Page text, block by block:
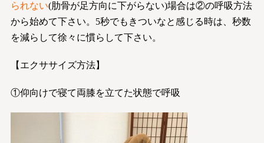
られない(肋骨が足方向に下がらない)場合は②の呼吸方法
から始めて下さい。5秒でもきついなと感じる時は、秒数
を減らして徐々に慣らして下さい。
【エクササイズ方法】
①仰向けで寝て両膝を立てた状態で呼吸